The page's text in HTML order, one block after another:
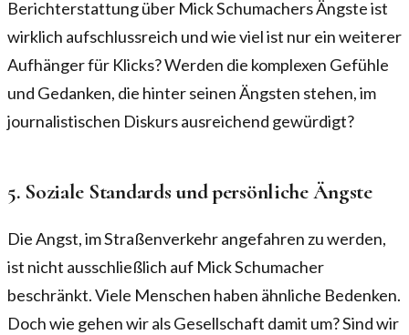
Berichterstattung über Mick Schumachers Ängste ist
wirklich aufschlussreich und wie viel ist nur ein weiterer
Aufhänger für Klicks? Werden die komplexen Gefühle
und Gedanken, die hinter seinen Ängsten stehen, im
journalistischen Diskurs ausreichend gewürdigt?
5. Soziale Standards und persönliche Ängste
Die Angst, im Straßenverkehr angefahren zu werden,
ist nicht ausschließlich auf Mick Schumacher
beschränkt. Viele Menschen haben ähnliche Bedenken.
Doch wie gehen wir als Gesellschaft damit um? Sind wir